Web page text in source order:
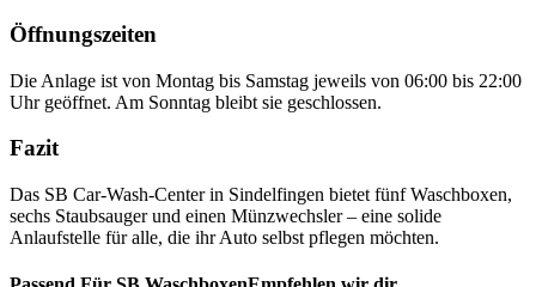
Öffnungszeiten
Die Anlage ist von Montag bis Samstag jeweils von 06:00 bis 22:00
Uhr geöffnet. Am Sonntag bleibt sie geschlossen.
Fazit
Das SB Car-Wash-Center in Sindelfingen bietet fünf Waschboxen,
sechs Staubsauger und einen Münzwechsler – eine solide
Anlaufstelle für alle, die ihr Auto selbst pflegen möchten.